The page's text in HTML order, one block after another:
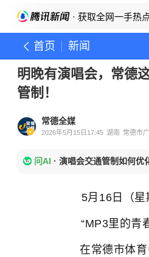
· 获取全网一手热
首页 新闻
明晚有演唱会，常德
管制！
常德全媒
2026年5月15日17:45 湖南 常德市
问AI · 演唱会交通管制如何优
5月16日（星
“MP3里的青
在常德市体